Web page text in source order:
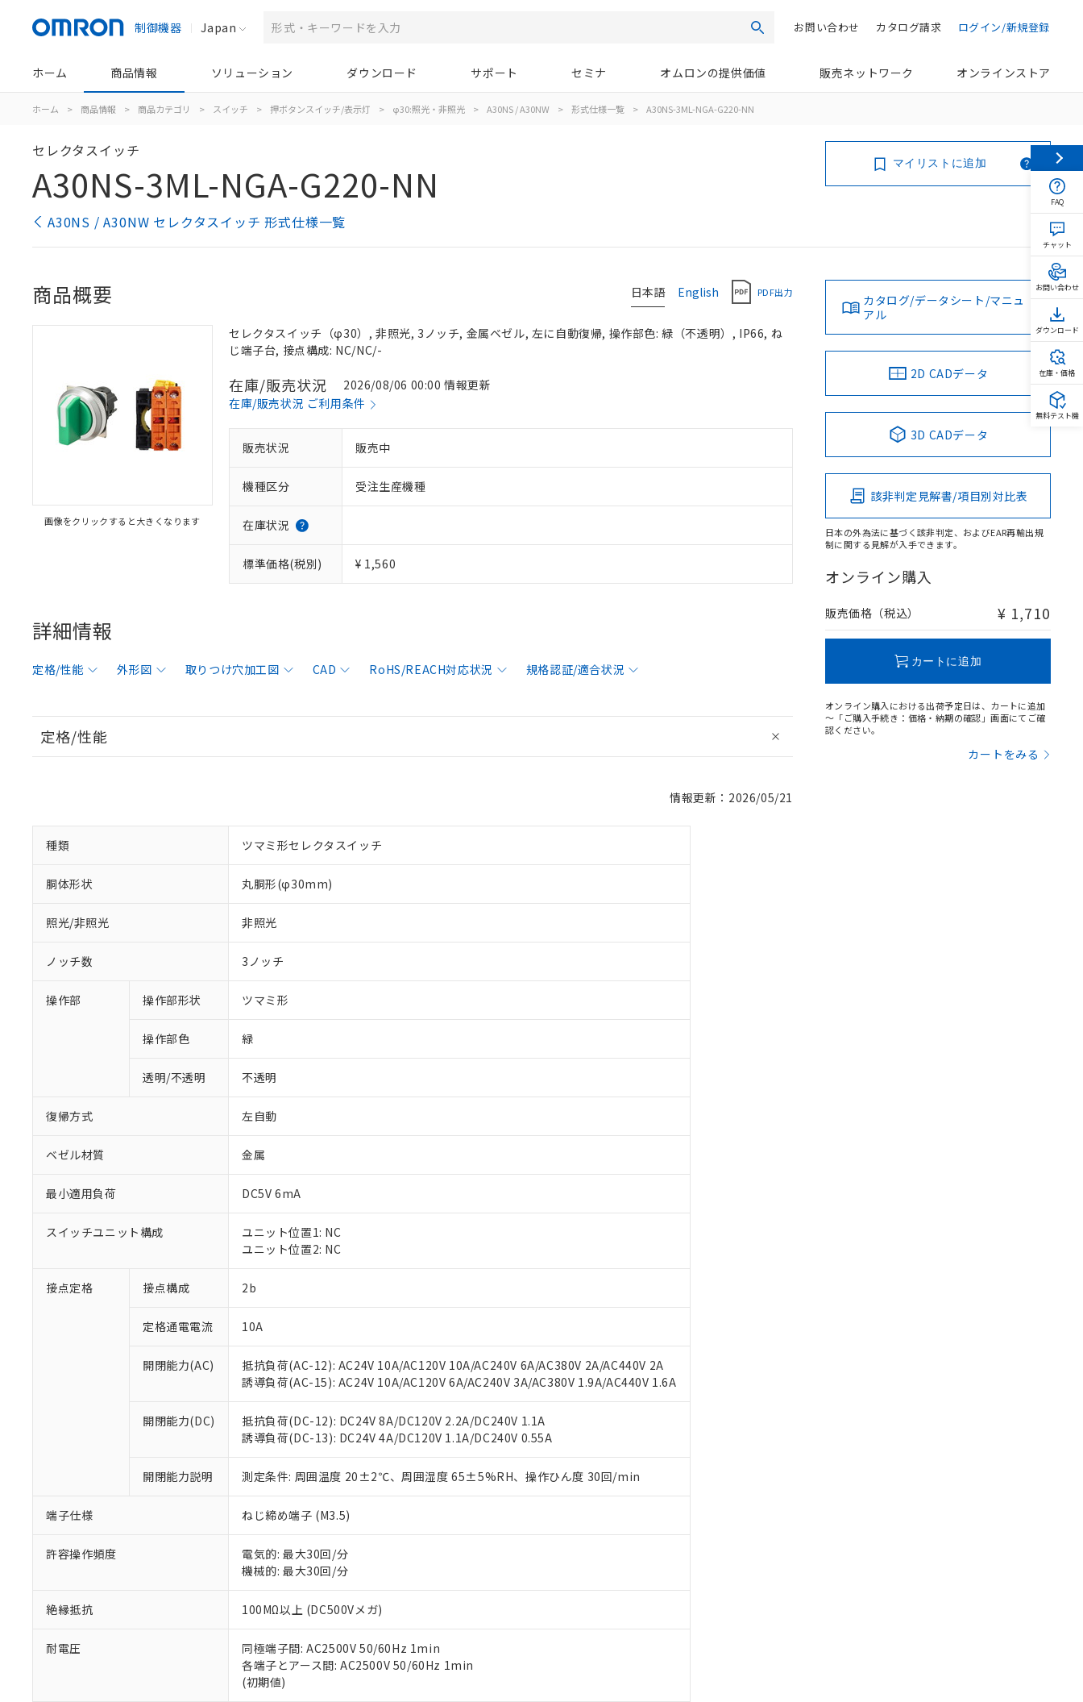
制御機器 Japan 検索 ログイン/新規登録
カタログ請求
お問い合わせ
ホーム 商品情報 ソリューション ダウンロード サポート セミナ オムロンの提供価値 販売ネットワーク オンラインストア
ホーム > 商品情報 > 商品カテゴリ > スイッチ > 押ボタンスイッチ/表示灯 > φ30:照光・非照光 > A30NS / A30NW > 形式仕様一覧 > A30NS-3ML-NGA-G220-NN
セレクタスイッチ
A30NS-3ML-NGA-G220-NN
A30NS / A30NW セレクタスイッチ 形式仕様一覧
マイリストに追加
日本語 English PDF出力
商品概要
画像をクリックすると大きくなります
セレクタスイッチ（φ30）, 非照光, 3ノッチ, 金属ベゼル, 左に自動復帰, 操作部色: 緑（不透明）, IP66, ね
じ端子台, 接点構成: NC/NC/-
在庫/販売状況
2026/08/06 00:00 情報更新
在庫/販売状況 ご利用条件
販売状況 販売中
機種区分 受注生産機種
在庫状況
標準価格(税別) ¥ 1,560
詳細情報
定格/性能 外形図 取りつけ穴加工図 CAD RoHS/REACH対応状況 規格認証/適合状況
定格/性能
情報更新：2026/05/21
種類 ツマミ形セレクタスイッチ
胴体形状 丸胴形(φ30mm)
照光/非照光 非照光
ノッチ数 3ノッチ
操作部 操作部形状 ツマミ形
操作部色 緑
透明/不透明 不透明
復帰方式 左自動
ベゼル材質 金属
最小適用負荷 DC5V 6mA
スイッチユニット構成
ユニット位置1: NC
ユニット位置2: NC
接点定格 接点構成 2b
定格通電電流 10A
開閉能力(AC)
抵抗負荷(AC-12): AC24V 10A/AC120V 10A/AC240V 6A/AC380V 2A/AC440V 2A
誘導負荷(AC-15): AC24V 10A/AC120V 6A/AC240V 3A/AC380V 1.9A/AC440V 1.6A
開閉能力(DC)
抵抗負荷(DC-12): DC24V 8A/DC120V 2.2A/DC240V 1.1A
誘導負荷(DC-13): DC24V 4A/DC120V 1.1A/DC240V 0.55A
開閉能力説明 測定条件: 周囲温度 20±2℃、周囲湿度 65±5%RH、操作ひん度 30回/min
端子仕様 ねじ締め端子 (M3.5)
許容操作頻度
電気的: 最大30回/分
機械的: 最大30回/分
絶縁抵抗 100MΩ以上 (DC500Vメガ)
耐電圧
同極端子間: AC2500V 50/60Hz 1min
各端子とアース間: AC2500V 50/60Hz 1min
(初期値)
カタログ/データシート/マニュ
アル
2D CADデータ
3D CADデータ
該非判定見解書/項目別対比表
日本の外為法に基づく該非判定、およびEAR再輸出規
制に関する見解が入手できます。
オンライン購入
販売価格（税込） ¥ 1,710
カートに追加
オンライン購入における出荷予定日は、カートに追加
～「ご購入手続き：価格・納期の確認」画面にてご確
認ください。
カートをみる
本サービスは、当社制御機器事業取扱商品の当社在庫状況および標準価格(税抜)を提供させていただ
くものです。
当社制御機器事業取扱商品の中には、本サービスの対象外となる商品もあることをご了承ください。
在庫状況および標準価格照会結果は、記載している更新日時点での社内データに基づき作成されるも
のであり、閲覧された時点での実際の在庫および標準価格とは異なる場合があることをご了承くださ
い。
正式な納期状況および標準価格はお客様のお取引先、またはお客様担当のオムロン制御機器販売店・
在庫状況および標準価格結果を当社の事前の承諾なく第三者に漏洩または開示しないようお願いしま
す。
マイパーツ機能（部品リスト作成サービス）をご利用いただくには、I-Webメンバーズにご登録され
ている必要があります。
お客様が当ウェブサイト上で当社にご登録された部品リストについて、当社および当社の共同利用者
が、当社の製品・サービスに関するお客様との取引・商談に必要な範囲で利用することをご了承くだ
※当社の共同利用者とは、"個人情報の共同利用に関して"
いる法人を指します。
※1 対応状況
対応済み：EU RoHS指令（10物質）の非含有に対応した製品が提供可能な商品です。
対応予定：EU RoHS指令（10物質）の非含有に対応した製品に切り替える予定のある商品です。
対応予定なし：EU RoHS指令（10物質）の非含有に非対応の商品で、対応品を出す予定はありません。
仕入先様の事情により、非含有部品としていたものが、含有品と判明した場合などやむを得ず変更すること
があります。
*EU RoHS指令（10物質）：
鉛(Pb) 1000ppm以下、 水銀(Hg) 1000ppm以下、 カドミウム(Cd) 100ppm以下、
六価クロム(Cr(Ⅵ)) 1000ppm以下、ポリ臭化ビフェニル類(PBB) 1000ppm以下、ポリ臭化ジフェニルエーテル類(PBDE) 1000ppm以下、
フタル酸ビス(2-エチルヘキシル) (DEHP)(別名：DOP) 1000ppm以下、フタル酸ブチルベンジル（BBP） 1000ppm以下、フタル酸ジブチ
ル（DBP） 1000ppm以下、フタル酸ジイソブチル (DIBP) 1000ppm以下
但し、RoHS指令で産業用監視および制御機器に対する適用除外項目は除く。
フタル酸エステル類の４物質については閾値を超える意図的な使用がないことを確認しています。
部品在庫の切り替え状況などにより、予定月が前後することがあります。
※3 非含有証明書ダウンロード
下記の非含有証明書をダウンロードすることができます。
EU RoHS指令（10物質）の非含有証明書
51物質の非含有証明書（当社基準）
※本証明書は発行日時点で非含有を証明するもので、過去に遡って非含有を証明するものではありません。
※1 中国RoHS○×表
「○」：最大均質材料含有率が中国RoHSの基準値以下であることを示します。
「×」：最大均質材料含有率が中国RoHSの基準値を超えていることを示します。
「－」：未確認です。当社販売部門へお問い合わせください。
*中国RoHS10物質の基準値 (GB/T26572)：
Pb(鉛) :1000ppm、 Hg(水銀) : 1000ppm、 Cd(カドミウム) : 100ppm、
Cr(Ⅵ)(六価クロム) : 1000ppm、 PBBs(ポリ臭化ビフェニル類) : 1000ppm、 PBDEs(ポリ臭化ジフェニルエーテル類) : 1000ppm、
※2 環境保護使用期限
「10」：通常の使用状況下において有害物質が外部に漏えいし、環境に深刻な影響を及ぼさない年数を意
味します。
「－」：未確認です。当社販売部門へお問い合わせください。
当社は、これら貴社製品のうち、外国為替および外国貿易法に定める商品（以下｢規制貨物等」とい
う）を輸出または国外への提供する場合は、日本国政府の輸出許可(または役務取引許可)を取得する
などの必要な手続きをとります。
当社は規制貨物を破棄する場合は、完全に破砕するなど、違法に輸出されないよう必要な手段を講じ
ます。
当社は貴社製品を、核兵器、ミサイル、化学兵器、生物兵器またはその他武器並びにこれらの製造装
置等に一切使用いたしません。
また当社は、販売先および販売に係わる関係者が違法に輸出するおそれがある場合は、取り引きをい
たしません。
説明
一定数以上の在庫あり
在庫なし(最新の在庫状況については、お客様のお取引先、またはお客様担当のオムロン制御
受注生産機種、また在庫状況の情報を公開していない機種
FAQ
チャット
お問い合わせ
ダウンロード
在庫・価格
無料テスト機